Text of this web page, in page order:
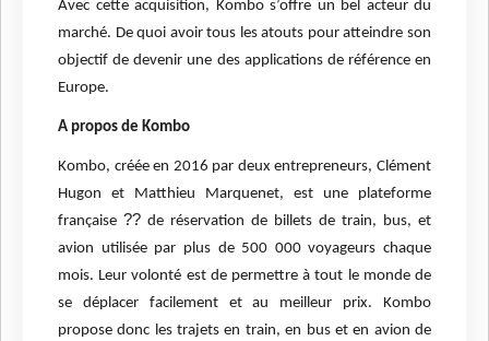
Avec cette acquisition, Kombo s’offre un bel acteur du
marché. De quoi avoir tous les atouts pour atteindre son
objectif de devenir une des applications de référence en
Europe.
A propos de Kombo
Kombo, créée en 2016 par deux entrepreneurs, Clément
Hugon et Matthieu Marquenet, est une plateforme
française ?? de réservation de billets de train, bus, et
avion utilisée par plus de 500 000 voyageurs chaque
mois. Leur volonté est de permettre à tout le monde de
se déplacer facilement et au meilleur prix. Kombo
propose donc les trajets en train, en bus et en avion de